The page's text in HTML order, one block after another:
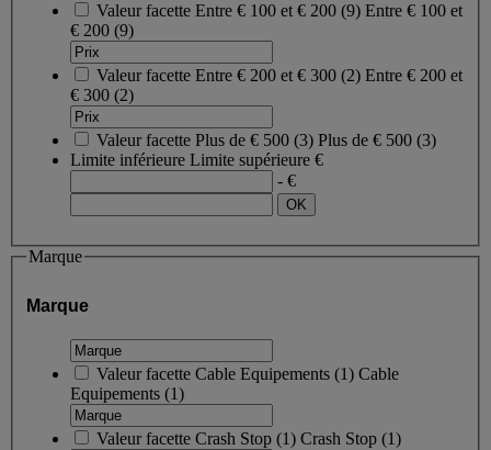
Valeur facette Entre € 100 et € 200 (9) Entre € 100 et
€ 200 (9)
Valeur facette Entre € 200 et € 300 (2) Entre € 200 et
€ 300 (2)
Valeur facette Plus de € 500 (3) Plus de € 500 (3)
Limite inférieure Limite supérieure €
- €
Marque
Marque
Valeur facette Cable Equipements (1) Cable
Equipements (1)
Valeur facette Crash Stop (1) Crash Stop (1)